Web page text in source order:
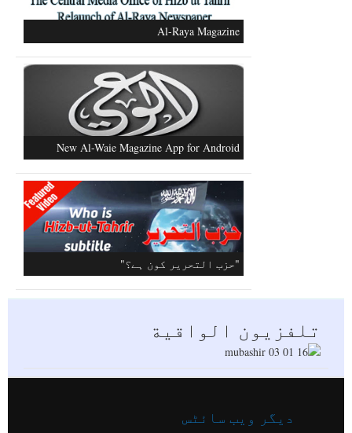
Al-Raya Magazine
New Al-Waie Magazine App for Android
"حزب التحرير کون ہے؟"
تلفزيون الواقية
دیگر ویب سائٹس